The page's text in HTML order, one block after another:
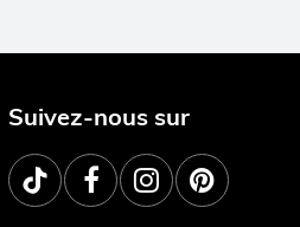
Suivez-nous sur